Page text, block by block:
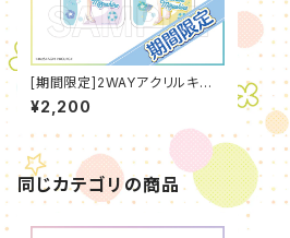
[期間限定]2WAYアクリルキー
ホルダー[水着]（2026年7月
度）
¥2,200
同じカテゴリの商品